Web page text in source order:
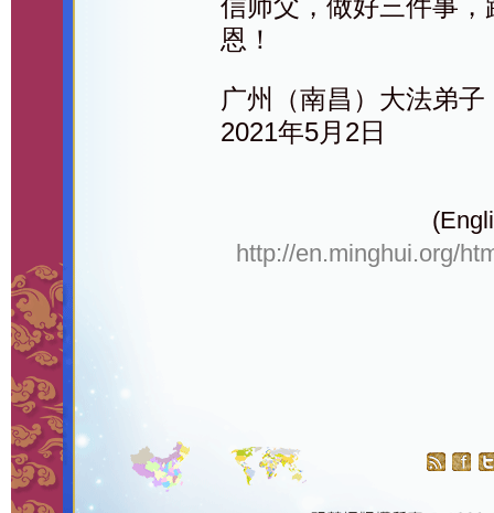
信师父，做好三件事
恩！
广州（南昌）大法弟子
2021年5月2日
http://en.minghui.org/